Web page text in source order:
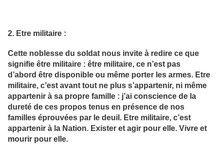
2. Etre militaire :
Cette noblesse du soldat nous invite à redire ce que
signifie être militaire : être militaire, ce n’est pas
d’abord être disponible ou même porter les armes. Etre
militaire, c’est avant tout ne plus s’appartenir, ni même
appartenir à sa propre famille : j’ai conscience de la
dureté de ces propos tenus en présence de nos
familles éprouvées par le deuil. Etre militaire, c’est
appartenir à la Nation. Exister et agir pour elle. Vivre et
mourir pour elle.